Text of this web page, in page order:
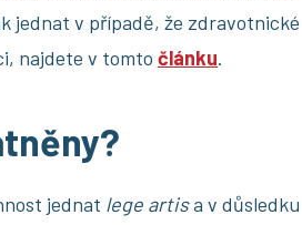
jednat v případě, že zdravotnické
najdete v tomto článku.
jednat lege artisa v důsledku